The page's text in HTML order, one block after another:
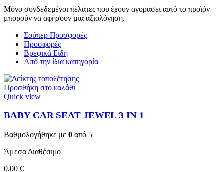
Μόνο συνδεδεμένοι πελάτες που έχουν αγοράσει αυτό το προϊόν
μπορούν να αφήσουν μία αξιολόγηση.
Σούπερ Προσφορές
Προσφορές
Βρεφικά Είδη
Από την ίδια κατηγορία
Προσθήκη στο καλάθι
Quick view
BABY CAR SEAT JEWEL 3 ΙΝ 1
Βαθμολογήθηκε με 0 από 5
Άμεσα Διαθέσιμο
0.00 €